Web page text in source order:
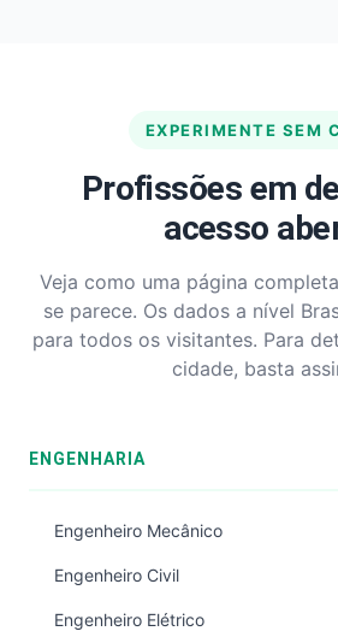
EXPERIMENTE SEM
Profissões em
acesso
Veja como uma página
se parece. Os dados a nível
para todos os visitantes. Para
cidade, basta
ENGENHARIA
Engenheiro Mecânico
Engenheiro Civil
Engenheiro Elétrico